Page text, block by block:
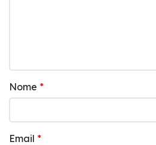
Nome *
Email *